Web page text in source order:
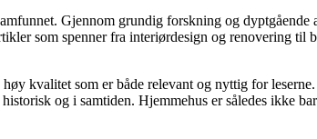
Gjennom grundig forskning og
som spenner fra interiørdesign og renovering til
kvalitet som er både relevant og nyttig for
og i samtiden. Hjemmehus er således ikke